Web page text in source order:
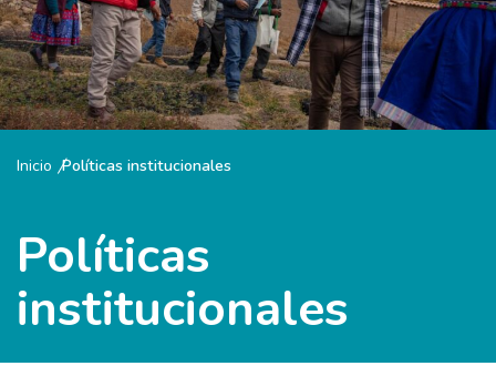
Inicio Políticas institucionales
Políticas
institucionales